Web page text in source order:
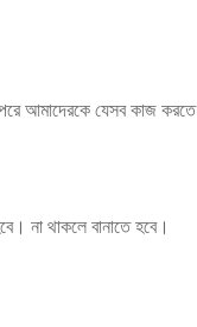
পরে আমাদেরকে যেসব কাজ
না থাকলে বানাতে হবে।